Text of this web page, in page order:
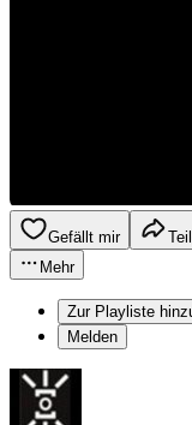
Gefällt mir
Mehr
Zur Playliste
Melden